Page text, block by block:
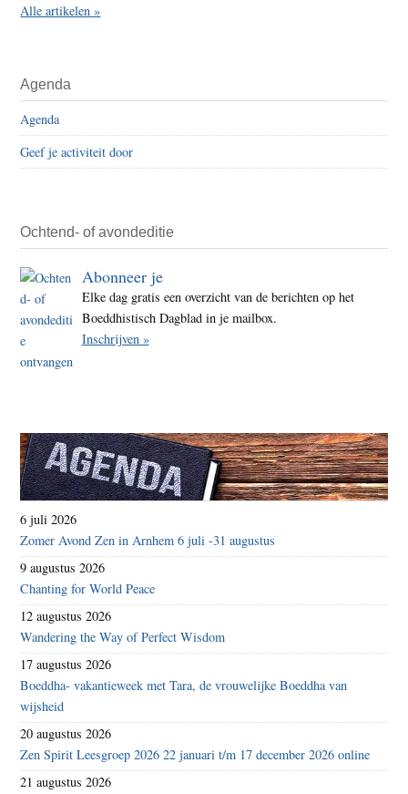
Alle artikelen »
Agenda
Agenda
Geef je activiteit door
Ochtend- of avondeditie
Abonneer je
Elke dag gratis een overzicht van de berichten op het
Boeddhistisch Dagblad in je mailbox.
Inschrijven »
6 juli 2026
Zomer Avond Zen in Arnhem 6 juli -31 augustus
9 augustus 2026
Chanting for World Peace
12 augustus 2026
Wandering the Way of Perfect Wisdom
17 augustus 2026
Boeddha- vakantieweek met Tara, de vrouwelijke Boeddha van
wijsheid
20 augustus 2026
Zen Spirit Leesgroep 2026 22 januari t/m 17 december 2026 online
21 augustus 2026